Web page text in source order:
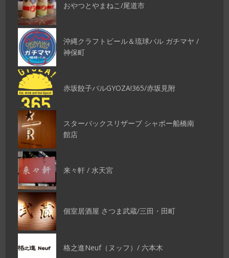
おやつとやまねこ/尾道市
沖縄クラフトビール＆琉球バル ガチマヤ /
神保町
赤坂餃子バルGYOZA!365/赤坂見附
スターバックスリザーブ シャポー船橋南
館店
来々軒 / 水天宮
個室居酒屋 さつま武蔵/三田・田町
格之進Neuf（ヌッフ）/ 六本木